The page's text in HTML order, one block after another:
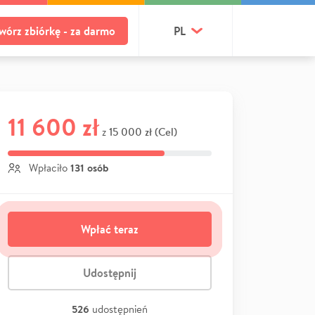
zbiórkę - za darmo PL
11 600 zł z 15 000 zł (Cel)
Wpłaciło 131 osób
Wpłać teraz
Udostępnij
526 udostępnień